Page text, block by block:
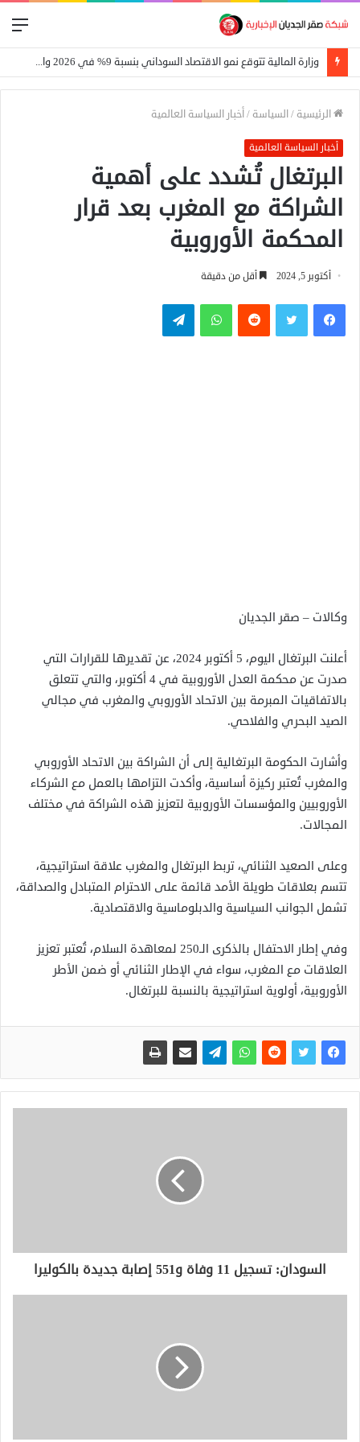
وزارة المالية تتوقع نمو الاقتصاد السوداني بنسبة 9% في 2026 واستمرار تراجع التضخم
الرئيسية /السياسة /أخبار السياسة العالمية
أخبار السياسة العالمية
البرتغال تُشدد على أهمية
الشراكة مع المغرب بعد قرار
المحكمة الأوروبية
أكتوبر 5, 2024 أقل من دقيقة
فيسبوكتويتر واتساب تيلقرام
وكالات – صقر الجديان
أعلنت البرتغال اليوم، 5 أكتوبر 2024، عن تقديرها للقرارات التي
صدرت عن محكمة العدل الأوروبية في 4 أكتوبر، والتي تتعلق
بالاتفاقيات المبرمة بين الاتحاد الأوروبي والمغرب في مجالي
الصيد البحري والفلاحي.
وأشارت الحكومة البرتغالية إلى أن الشراكة بين الاتحاد الأوروبي
والمغرب تُعتبر ركيزة أساسية، وأكدت التزامها بالعمل مع الشركاء
الأوروبيين والمؤسسات الأوروبية لتعزيز هذه الشراكة في مختلف
المجالات.
وعلى الصعيد الثنائي، تربط البرتغال والمغرب علاقة استراتيجية،
تتسم بعلاقات طويلة الأمد قائمة على الاحترام المتبادل والصداقة،
تشمل الجوانب السياسية والدبلوماسية والاقتصادية.
وفي إطار الاحتفال بالذكرى الـ250 لمعاهدة السلام، تُعتبر تعزيز
العلاقات مع المغرب، سواء في الإطار الثنائي أو ضمن الأطر
الأوروبية، أولوية استراتيجية بالنسبة للبرتغال.
السودان: تسجيل 11 وفاة و551 إصابة جديدة بالكوليرا